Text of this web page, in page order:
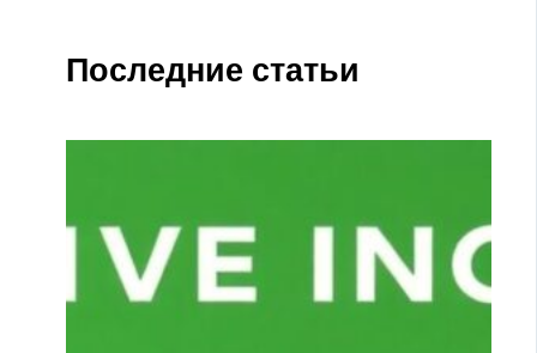
Последние статьи